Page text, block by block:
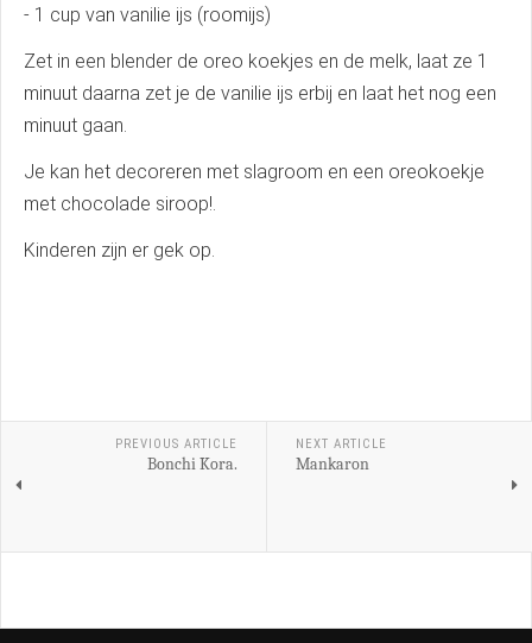
- 1 cup van vanilie ijs (roomijs)
Zet in een blender de oreo koekjes en de melk, laat ze 1
minuut daarna zet je de vanilie ijs erbij en laat het nog een
minuut gaan.
Je kan het decoreren met slagroom en een oreokoekje
met chocolade siroop!.
Kinderen zijn er gek op.
PREVIOUS ARTICLE
Bonchi Kora.
NEXT ARTICLE
Mankaron